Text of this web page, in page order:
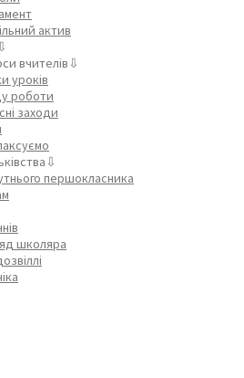
актив
вчителів⇩
уроків
роботи
заходи
першокласника
школяра